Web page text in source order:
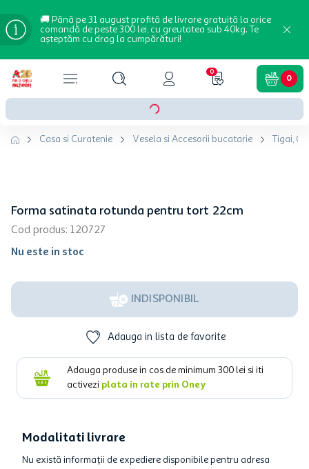
🚚 Până pe 31 august profită de livrare gratuită la orice
comandă de peste 300 lei, cu greutatea sub 40kg. Te
așteptăm cu drag la cumpărături!
0
0
Casa si Curatenie Vesela si Accesorii bucatarie Tigai,
Forma satinata rotunda pentru tort 22cm
Cod produs: 120727
Nu este in stoc
INDISPONIBIL
Adauga in lista de favorite
Adauga produse in cos de minimum 300 lei si iti
activezi plata in rate prin Oney
Modalitati livrare
Nu există informații de expediere disponibile pentru adresa